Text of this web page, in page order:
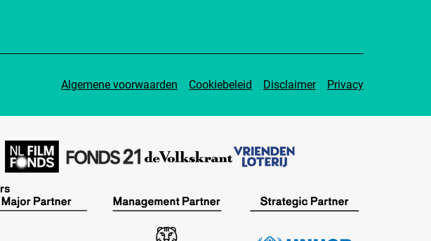
Algemene voorwaarden Cookiebeleid Disclaimer Privacy